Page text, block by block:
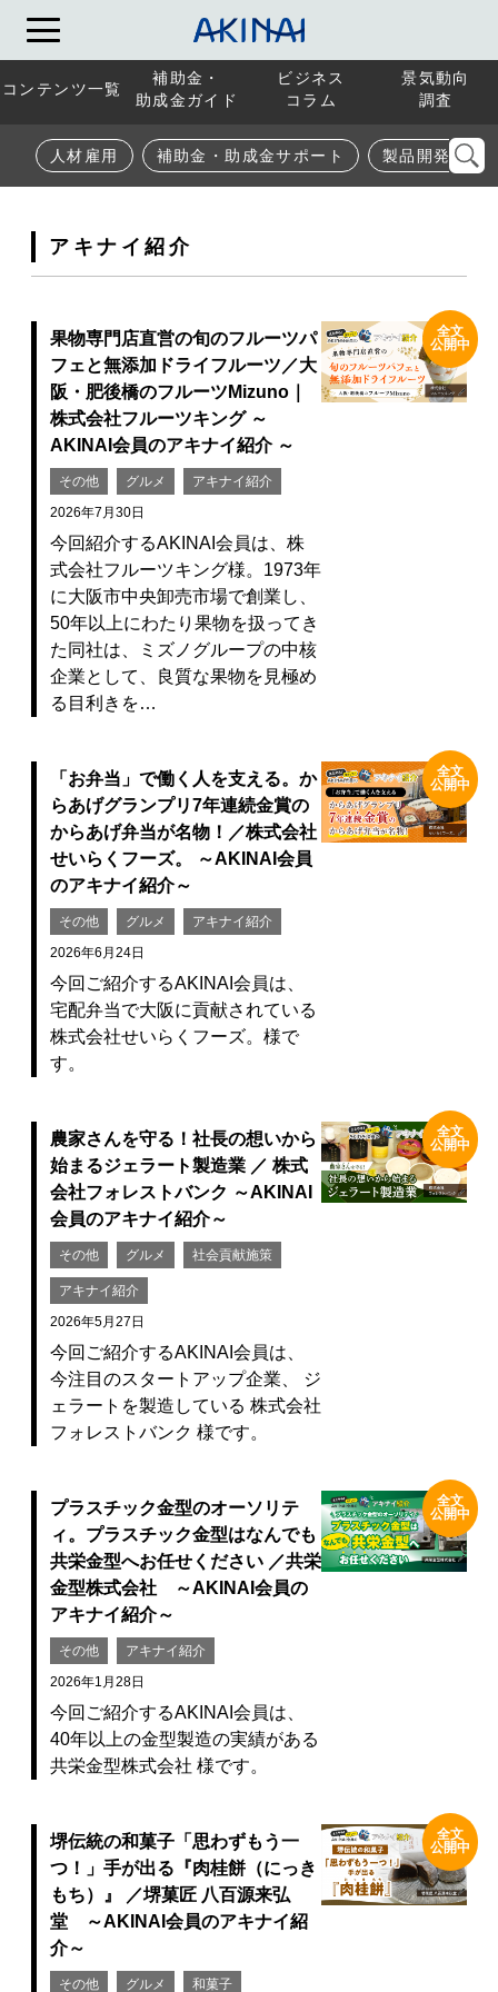
コンテンツ一覧
補助金・
助成金ガイド
ビジネス
コラム
景気動向
調査
人材雇用 補助金・助成金サポート 製品開発
アキナイ紹介
全文
公開中
果物専門店直営の旬のフルーツパ
フェと無添加ドライフルーツ／大
阪・肥後橋のフルーツMizuno｜
株式会社フルーツキング ～
AKINAI会員のアキナイ紹介 ～
その他 グルメ
アキナイ紹介
2026年7月30日
今回紹介するAKINAI会員は、株
式会社フルーツキング様。1973年
に大阪市中央卸売市場で創業し、
50年以上にわたり果物を扱ってき
た同社は、ミズノグループの中核
企業として、良質な果物を見極め
る目利きを…
全文
公開中
「お弁当」で働く人を支える。か
らあげグランプリ7年連続金賞の
からあげ弁当が名物！／株式会社
せいらくフーズ。 ～AKINAI会員
のアキナイ紹介～
その他 グルメ
アキナイ紹介
2026年6月24日
今回ご紹介するAKINAI会員は、
宅配弁当で大阪に貢献されている
株式会社せいらくフーズ。様で
す。
全文
公開中
農家さんを守る！社長の想いから
始まるジェラート製造業 ／ 株式
会社フォレストバンク ～AKINAI
会員のアキナイ紹介～
その他 グルメ 社会貢献施策
アキナイ紹介
2026年5月27日
今回ご紹介するAKINAI会員は、
今注目のスタートアップ企業、 ジ
ェラートを製造している 株式会社
フォレストバンク 様です。
全文
公開中
プラスチック金型のオーソリテ
ィ。プラスチック金型はなんでも
共栄金型へお任せください ／共栄
金型株式会社 ～AKINAI会員の
アキナイ紹介～
その他
アキナイ紹介
2026年1月28日
今回ご紹介するAKINAI会員は、
40年以上の金型製造の実績がある
共栄金型株式会社 様です。
全文
公開中
堺伝統の和菓子「思わずもう一
つ！」手が出る『肉桂餅（にっき
もち）』 ／堺菓匠 八百源来弘
堂 ～AKINAI会員のアキナイ紹
介～
その他 グルメ 和菓子